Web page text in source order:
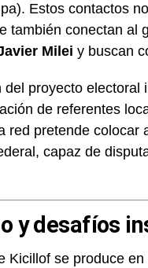
Estos contactos
también conectan al
Milei y buscan
proyecto
de referentes
red pretende colocar
capaz de
y desafíos
Kicillof se produce